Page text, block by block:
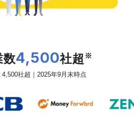
4,500社超 ※
社超｜2025年9月末時点